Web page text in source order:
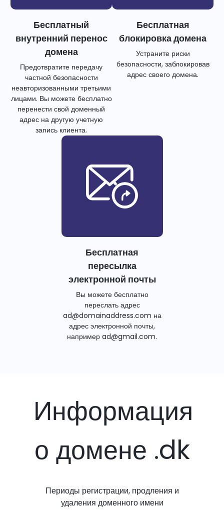
Бесплатный
внутренний перенос
домена
Предотвратите передачу
частной безопасности
неавторизованными третьими
лицами. Вы можете бесплатно
перенести свой доменный
адрес на другую учетную
запись клиента.
Бесплатная
блокировка домена
Устраните риски
безопасности, заблокировав
адрес своего домена.
Бесплатная
пересылка
электронной почты
Вы можете бесплатно
переслать адрес
ad@domainaddress.com на
адрес электронной почты,
например ad@gmail.com.
Информация
о домене .dk
Периоды регистрации, продления и
удаления доменного имени